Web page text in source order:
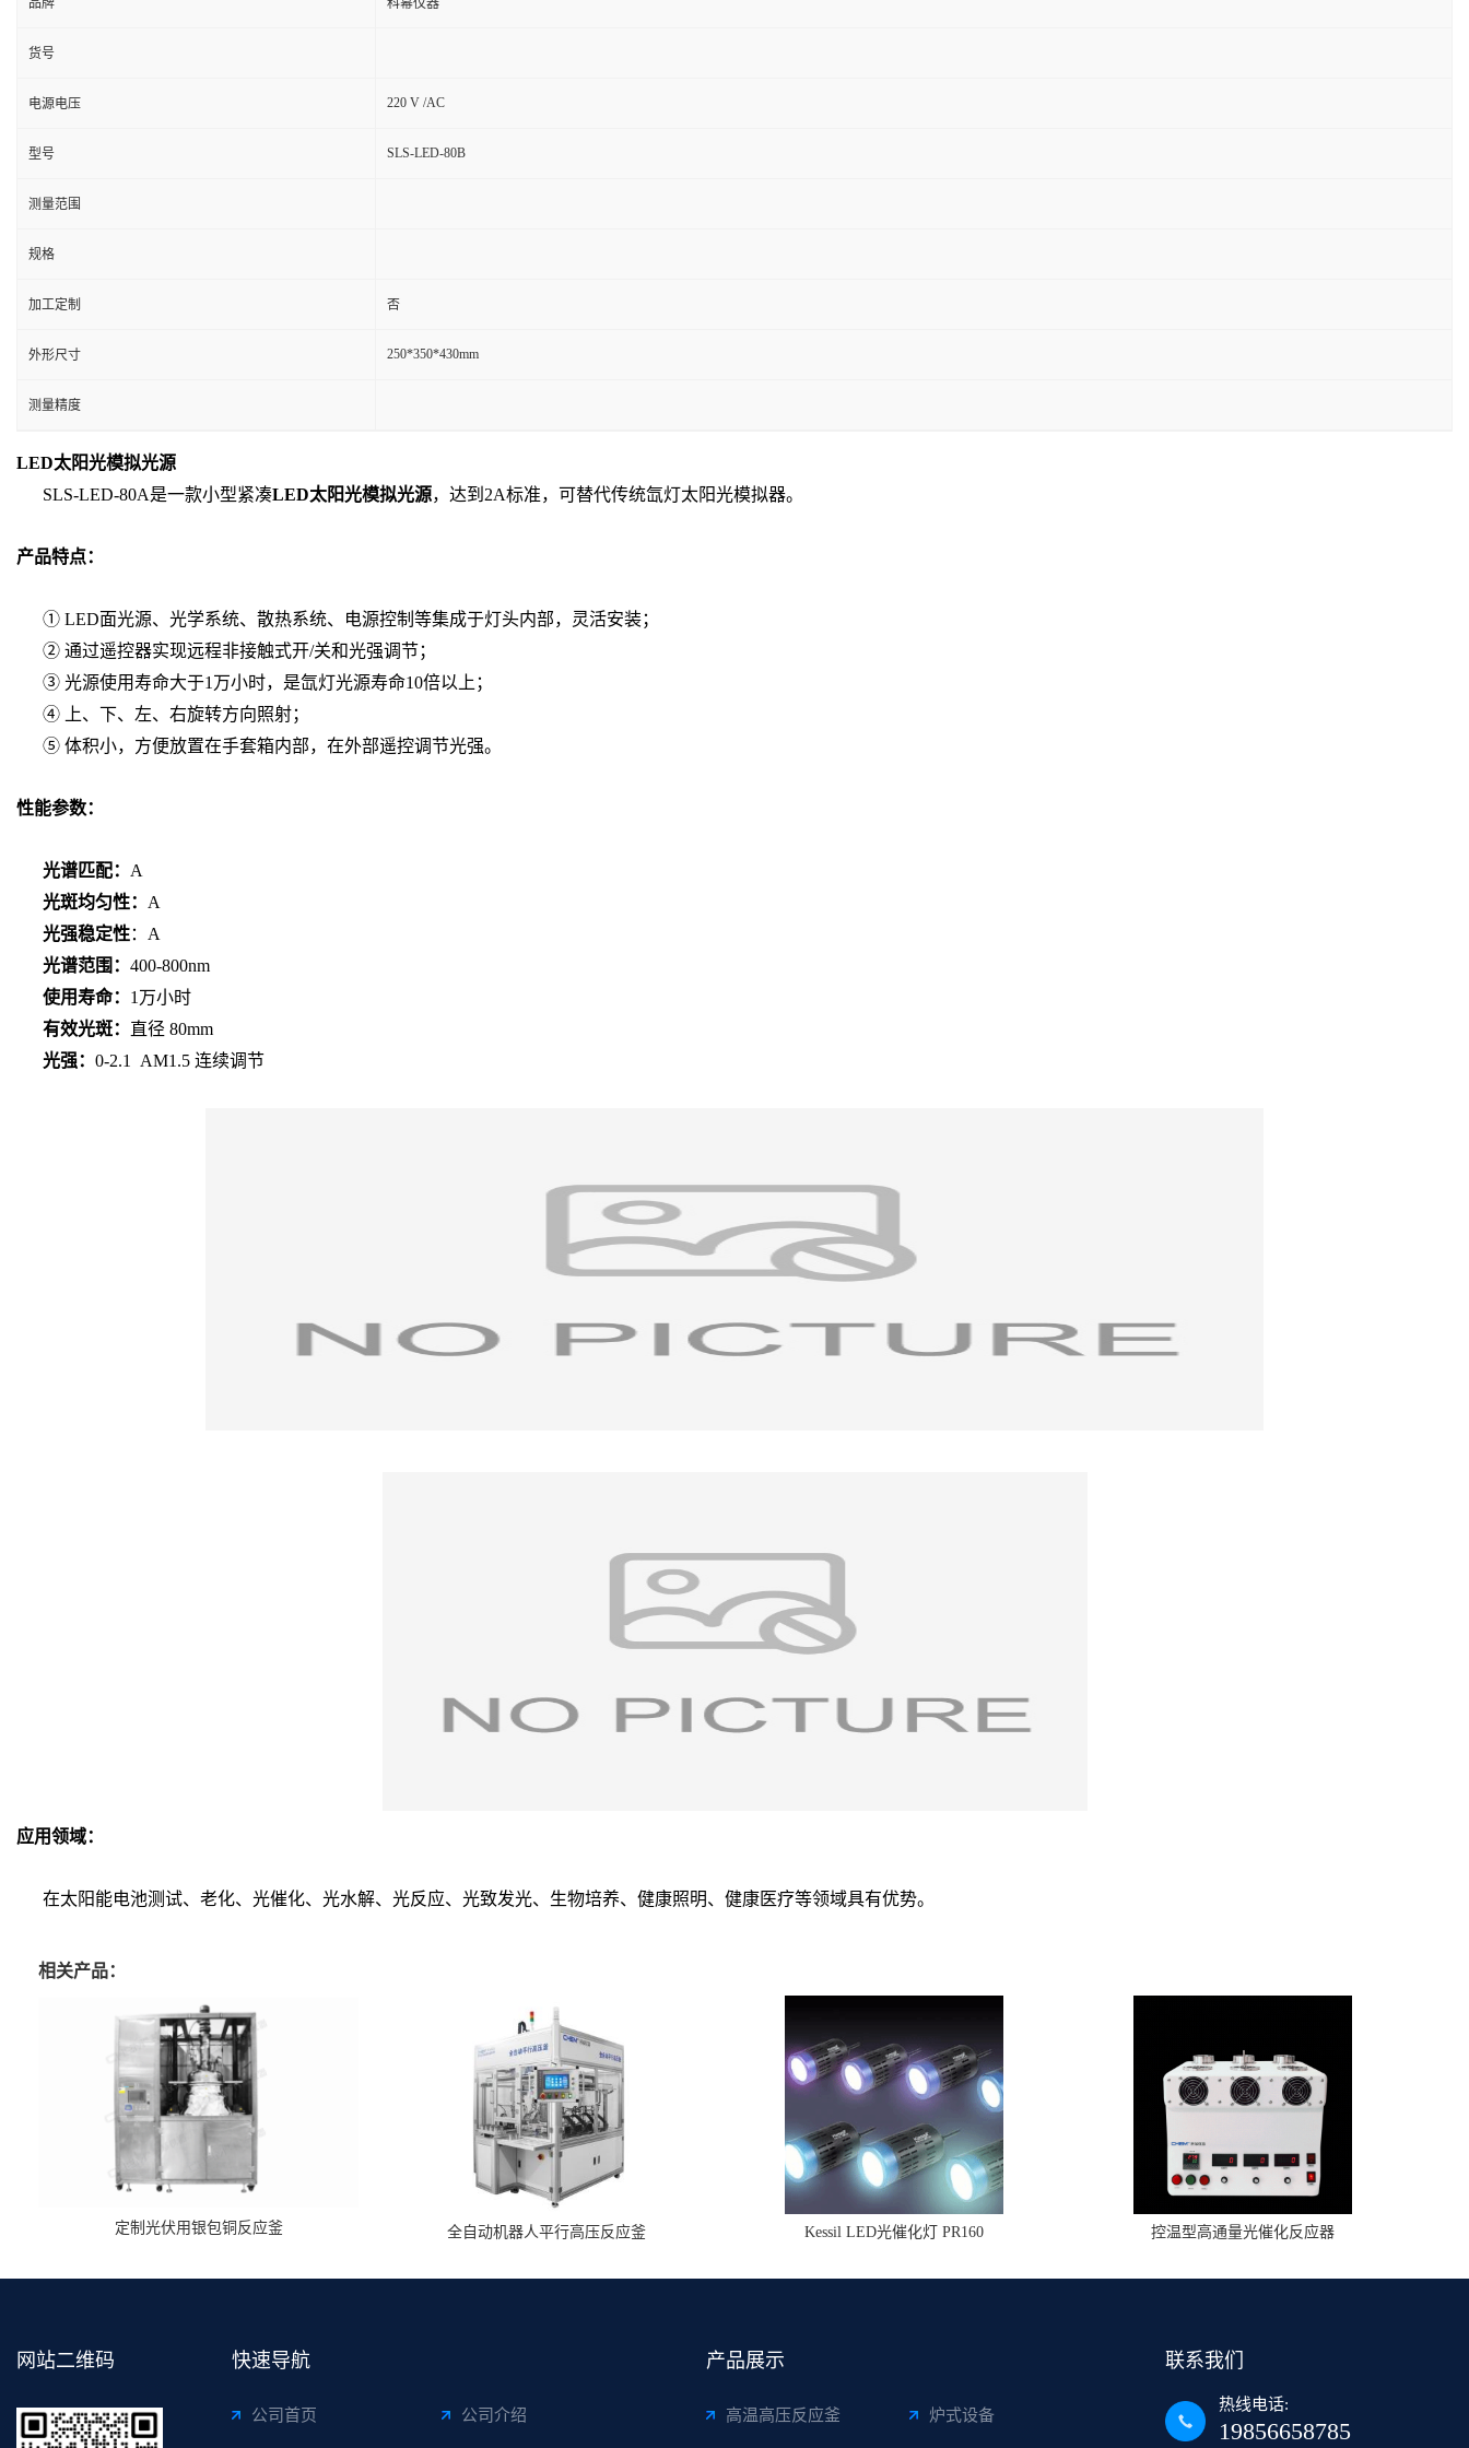
品牌 科幂仪器
货号
电源电压 220 V /AC
型号 SLS-LED-80B
测量范围
规格
加工定制 否
外形尺寸 250*350*430mm
测量精度
LED太阳光模拟光源
SLS-LED-80A是一款小型紧凑LED太阳光模拟光源，达到2A标准，可替代传统氙灯太阳光模拟器。
产品特点：
① LED面光源、光学系统、散热系统、电源控制等集成于灯头内部，灵活安装；
② 通过遥控器实现远程非接触式开/关和光强调节；
③ 光源使用寿命大于1万小时，是氙灯光源寿命10倍以上；
④ 上、下、左、右旋转方向照射；
⑤ 体积小，方便放置在手套箱内部，在外部遥控调节光强。
性能参数：
光谱匹配： A
光斑均匀性： A
光强稳定性：A
光谱范围： 400-800nm
使用寿命： 1万小时
有效光斑： 直径 80mm
光强： 0-2.1 AM1.5 连续调节
应用领域：
在太阳能电池测试、老化、光催化、光水解、光反应、光致发光、生物培养、健康照明、健康医疗等领域具有优势。
相关产品：
定制光伏用银包铜反应釜 全自动机器人平行高压反应釜 Kessil LED光催化灯 PR160 控温型高通量光催化反应器
网站二维码 快速导航
公司首页 公司介绍
产品展示
高温高压反应釜 炉式设备
联系我们
热线电话:
19856658785